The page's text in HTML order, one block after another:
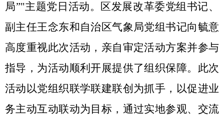
局”"主题党日 活动。 区发展改革委党组书记、
副主任王念东和自治区气象局党组书记向毓意
高度重视此次活动，亲自审定活动方案并参与
指导，为活动顺利开展提供了组织保障。 此次
活动以党组织联学联建联创为抓手，以促进业
务主动互动联动为目标，通过实地参观、 交流